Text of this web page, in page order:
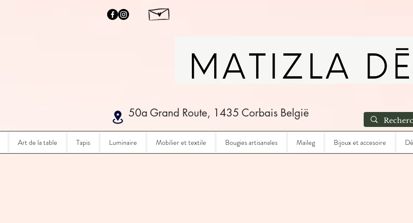
50a Grand Route, 1435 Corbais België
Art de la table Tapis Luminaire Mobilier et textile Bougies artisanales Maileg Bijoux et accesoire